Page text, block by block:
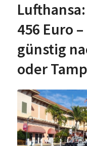
456 Euro
günstig
oder